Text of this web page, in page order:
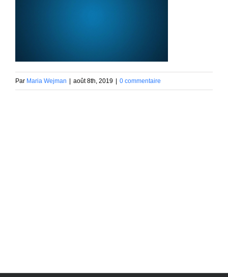
Par Maria Wejman | août 8th, 2019 | 0 commentaire